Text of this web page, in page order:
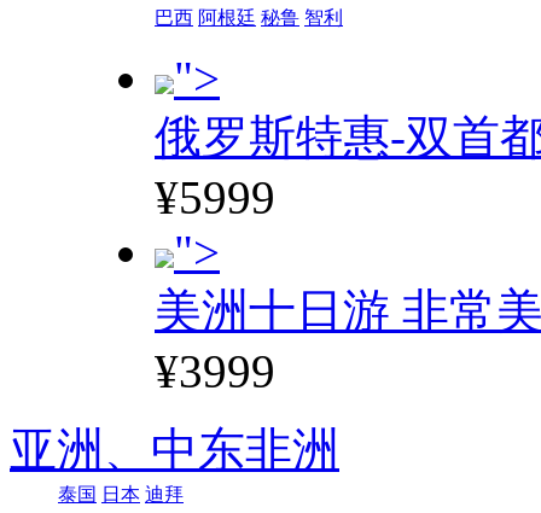
巴西 阿根廷 秘鲁 智利
">
俄罗斯特惠-双首
¥5999
">
美洲十日游 非常
¥3999
亚洲、 中东非洲
泰国 日本 迪拜